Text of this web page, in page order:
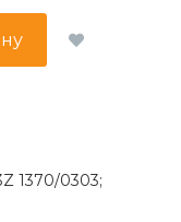
1370/0303;